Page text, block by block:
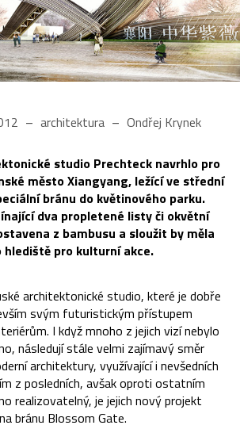
architektura Ondřej Krynek
studio Prechteck navrhlo pro
město Xiangyang, ležící ve střední
bránu do květinového parku.
dva propletené listy či okvětní
z bambusu a sloužit by měla
hlediště pro kulturní akce.
architektonické studio, které je dobře
svým futuristickým přístupem
I když mnoho z jejich vizí nebylo
následují stále velmi zajímavý směr
architektury, využívající i nevšedních
z posledních, avšak oproti ostatním
realizovatelný, je jejich nový projekt
na bránu Blossom Gate.